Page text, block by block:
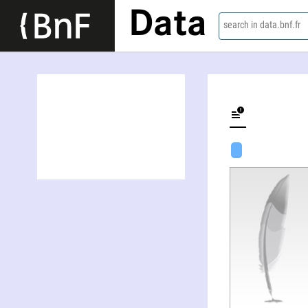
Data search in data.bnf.fr